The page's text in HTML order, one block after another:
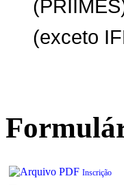
(exceto
Inscrição